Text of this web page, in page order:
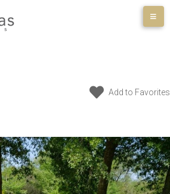
Add to Favorites